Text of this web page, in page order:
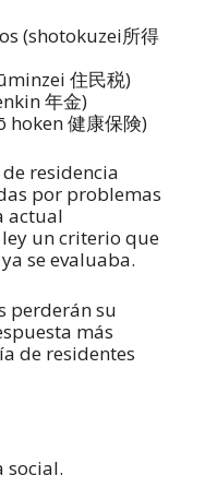
(shotokuzei所得
住民税)
年金)
hoken 健康保険)
residencia
por problemas
actual
un criterio que
se evaluaba.
perderán su
más
de residentes
social.